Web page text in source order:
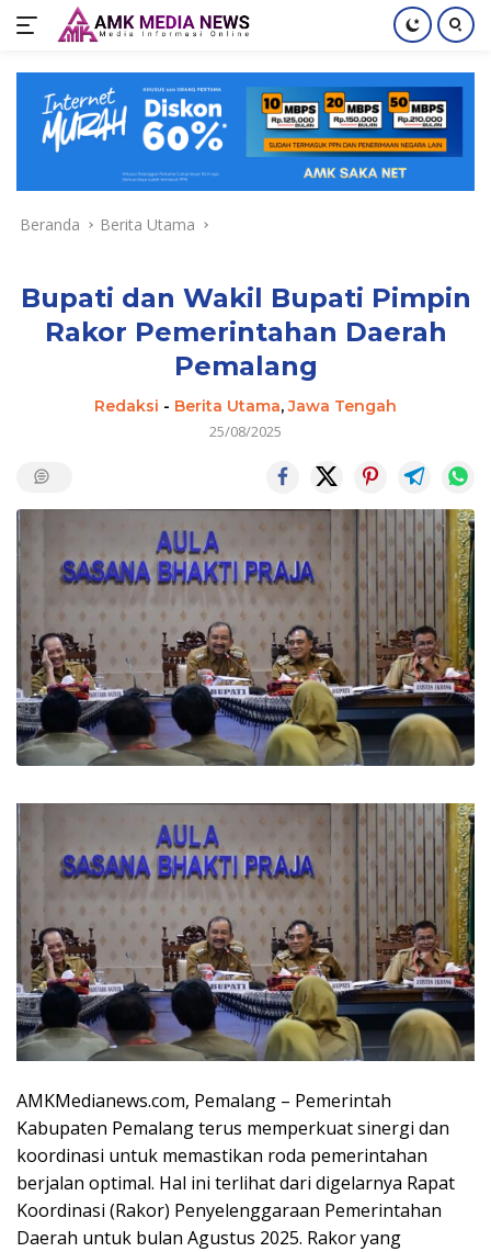
konten
Beranda Berita Utama
Bupati dan Wakil Bupati Pimpin
Rakor Pemerintahan Daerah
Pemalang
Redaksi - Berita Utama,Jawa Tengah
25/08/2025
AMKMedianews.com, Pemalang – Pemerintah
Kabupaten Pemalang terus memperkuat sinergi dan
koordinasi untuk memastikan roda pemerintahan
berjalan optimal. Hal ini terlihat dari digelarnya Rapat
Koordinasi (Rakor) Penyelenggaraan Pemerintahan
Daerah untuk bulan Agustus 2025. Rakor yang